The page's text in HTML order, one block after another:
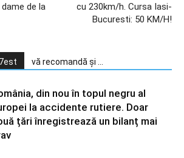
de la
cu 230km/h. Cursa Iasi-
Bucuresti: 50 KM/H!
vă recomandă și ...
din nou în topul negru al
la accidente rutiere. Doar
țări înregistrează un bilanț mai